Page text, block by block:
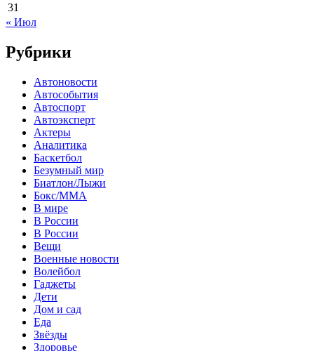
31
« Июл
Рубрики
Автоновости
Автособытия
Автоспорт
Автоэксперт
Актеры
Аналитика
Баскетбол
Безумный мир
Биатлон/Лыжи
Бокс/MMA
В мире
В России
В России
Вещи
Военные новости
Волейбол
Гаджеты
Дети
Дом и сад
Еда
Звёзды
Здоровье